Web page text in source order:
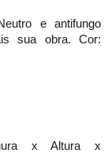
e antifungo
sua obra. Cor:
x Altura x